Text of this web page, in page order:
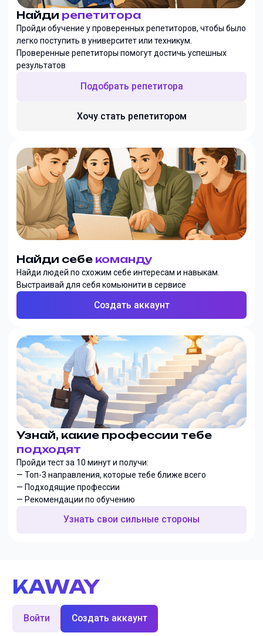
Найди репетитора
Пройди обучение у проверенных репетиторов, чтобы было
легко поступить в университет или техникум.
Проверенные репетиторы помогут достичь успешных
результатов
Подобрать репетитора
Хочу стать репетитором
Найди себе команду
Найди людей по схожим себе интересам и навыкам.
Выстраивай для себя комьюнити в сервисе
Создать аккаунт
Узнай, какие профессии тебе
подходят
Пройди тест за 10 минут и получи:
— Топ-3 направления, которые тебе ближе всего
— Подходящие профессии
— Рекомендации по обучению
Узнать свои сильные стороны
KAWAY
Войти Создать аккаунт